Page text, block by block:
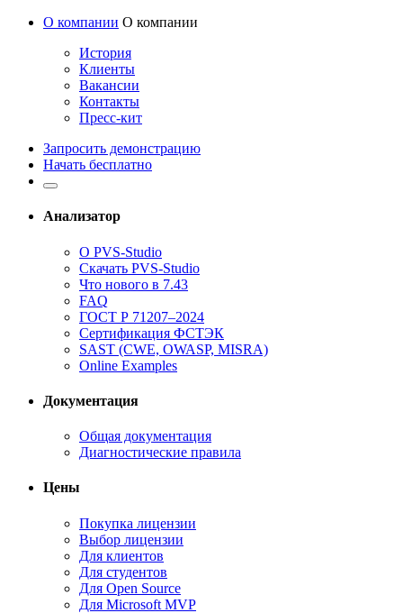
О компании О компании
История
Клиенты
Вакансии
Контакты
Пресс-кит
Запросить демонстрацию
Начать бесплатно
Анализатор
О PVS-Studio
Скачать PVS-Studio
Что нового в 7.43
FAQ
ГОСТ Р 71207–2024
Сертификация ФСТЭК
SAST (CWE, OWASP, MISRA)
Online Examples
Документация
Общая документация
Диагностические правила
Цены
Покупка лицензии
Выбор лицензии
Для клиентов
Для студентов
Для Open Source
Для Microsoft MVP